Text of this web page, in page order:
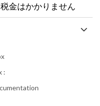
税金はかかりません
: